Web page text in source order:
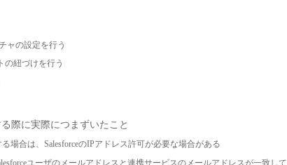
ャの設定を行う
の紐づけを行う
際に実際につまずいたこと
る場合は、SalesforceのIPアドレス許可が必要な場合がある
ユーザのメールアドレスと連携サービスのメールアドレスが一致して